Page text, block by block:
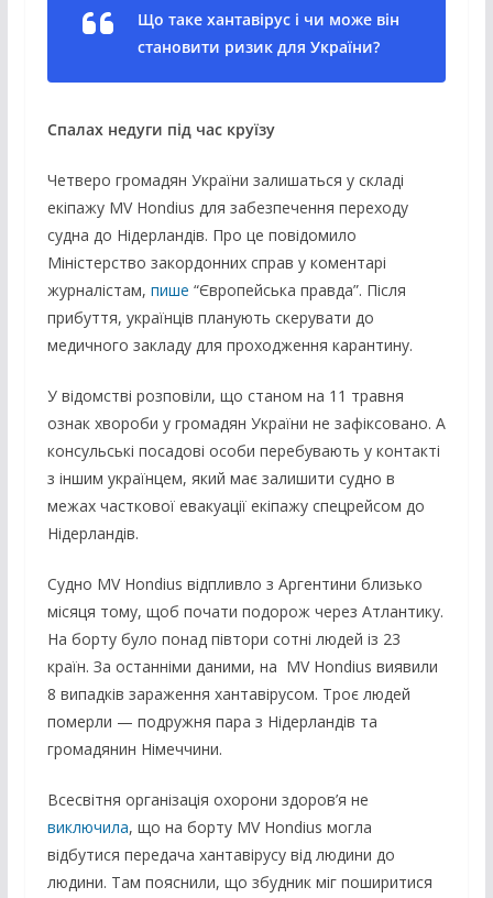
Що таке хантавірус і чи може він
становити ризик для України?
Спалах недуги під час круїзу
Четверо громадян України залишаться у складі
екіпажу MV Hondius для забезпечення переходу
судна до Нідерландів. Про це повідомило
Міністерство закордонних справ у коментарі
журналістам, пише “Європейська правда”. Після
прибуття, українців планують скерувати до
медичного закладу для проходження карантину.
У відомстві розповіли, що станом на 11 травня
ознак хвороби у громадян України не зафіксовано. А
консульські посадові особи перебувають у контакті
з іншим українцем, який має залишити судно в
межах часткової евакуації екіпажу спецрейсом до
Нідерландів.
Судно MV Hondius відпливло з Аргентини близько
місяця тому, щоб почати подорож через Атлантику.
На борту було понад півтори сотні людей із 23
країн. За останніми даними, на MV Hondius виявили
8 випадків зараження хантавірусом. Троє людей
померли — подружня пара з Нідерландів та
громадянин Німеччини.
Всесвітня організація охорони здоров’я не
виключила, що на борту MV Hondius могла
відбутися передача хантавірусу від людини до
людини. Там пояснили, що збудник міг поширитися